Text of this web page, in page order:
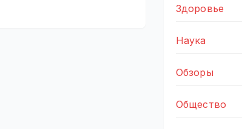
Здоровье
Наука
Обзоры
Общество